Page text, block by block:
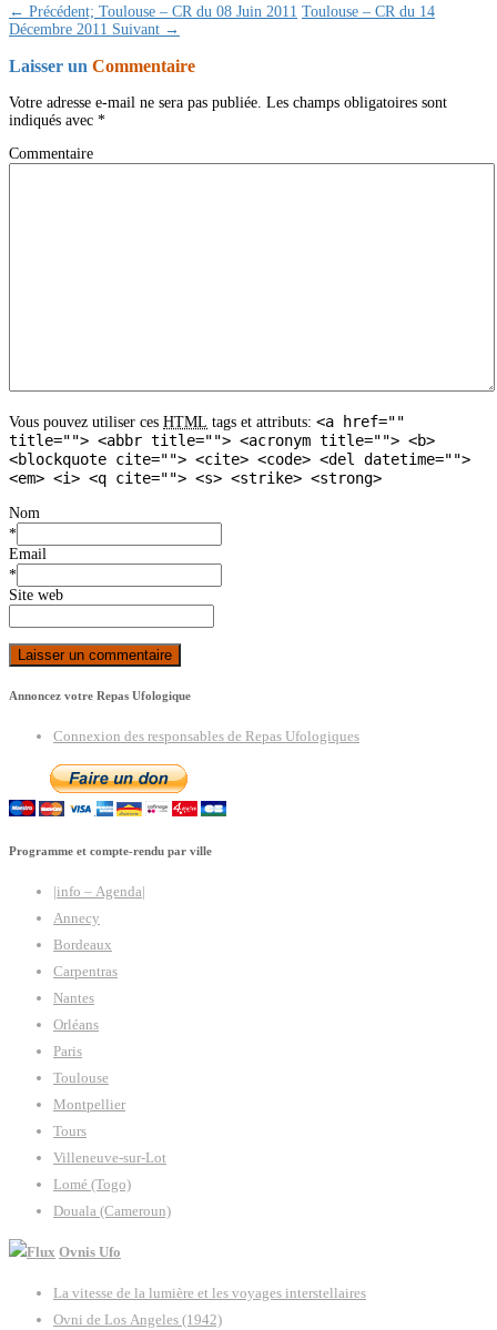
← Précédent; Toulouse – CR du 08 Juin 2011 Toulouse – CR du 14
Décembre 2011 Suivant →
Laisser un Commentaire
Votre adresse e-mail ne sera pas publiée. Les champs obligatoires sont
indiqués avec *
Commentaire
Vous pouvez utiliser ces HTML tags et attributs: <a href=""
title=""> <abbr title=""> <acronym title=""> <b>
<blockquote cite=""> <cite> <code> <del datetime="">
<em> <i> <q cite=""> <s> <strike> <strong>
Nom
*
Email
*
Site web
Annoncez votre Repas Ufologique
Connexion des responsables de Repas Ufologiques
Programme et compte-rendu par ville
|info – Agenda|
Annecy
Bordeaux
Carpentras
Nantes
Orléans
Paris
Toulouse
Montpellier
Tours
Villeneuve-sur-Lot
Lomé (Togo)
Douala (Cameroun)
Ovnis Ufo
La vitesse de la lumière et les voyages interstellaires
Ovni de Los Angeles (1942)